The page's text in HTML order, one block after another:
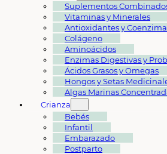
Suplementos
Vitaminas y Minerales
Antioxidantes y Coenzima
Colágeno
Aminoácidos
Enzimas Digestivas y
Ácidos Grasos y Omegas
Hongos y Setas
Algas Marinas
Crianza
Bebés
Infantil
Embarazado
Postparto